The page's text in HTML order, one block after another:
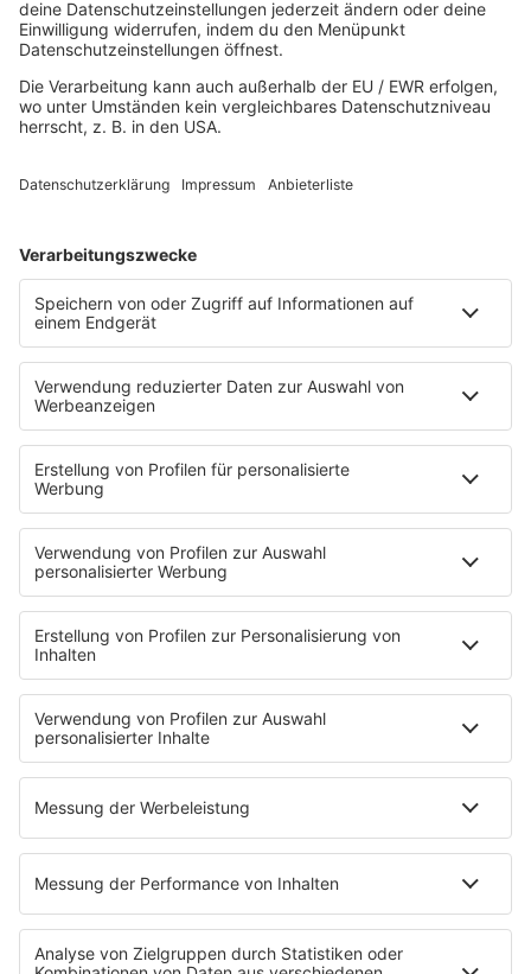
Sommer
Unplugged
TikTok Hittracks
Uptempo Banger
Programm
Aktuelles
Zum Nachhören
Nachrichten
Wetter
Blitzer & Verkehr
Programmübersicht
Team
Podcasts
Access All Areas
delta Backstage
Jahrhundertgeschichten
Mein delta radio
App
DAB+
Empfang
Jobs & Praktika
Service
Datenschutz